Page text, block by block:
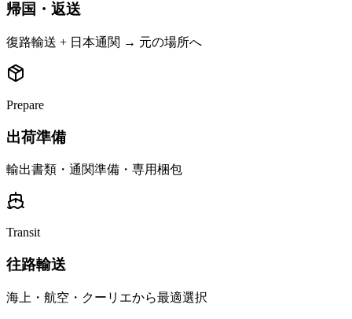
帰国・返送
復路輸送 + 日本通関 → 元の場所へ
Prepare
出荷準備
輸出書類・通関準備・専用梱包
Transit
往路輸送
海上・航空・クーリエから最適選択